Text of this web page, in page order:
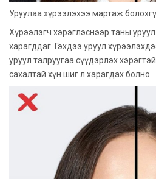
Уруулаа хүрээлэхээ мартаж
Хүрээлэгч хэрэглэснээр таны
харагддаг. Гэхдээ уруул
уруул талруугаа сүүдэрлэх
сахалтай хүн шиг л харагдах болно.